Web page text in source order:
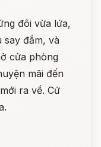
đôi vừa lứa,
say đắm, và
cửa phòng
mãi đến
ra về. Cứ